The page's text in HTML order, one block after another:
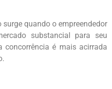
quando o empreendedor
substancial para seu
concorrência é mais acirrada